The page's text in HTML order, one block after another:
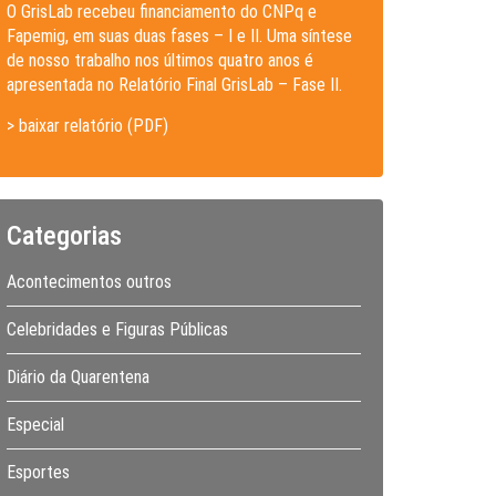
O GrisLab recebeu financiamento do CNPq e
Fapemig, em suas duas fases – I e II. Uma síntese
de nosso trabalho nos últimos quatro anos é
apresentada no Relatório Final GrisLab – Fase II.
> baixar relatório (PDF)
Categorias
Acontecimentos outros
Celebridades e Figuras Públicas
Diário da Quarentena
Especial
Esportes